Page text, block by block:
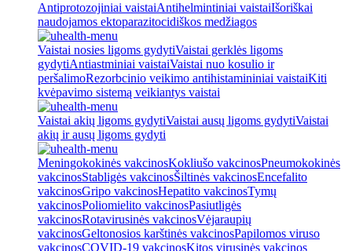
Antiprotozojiniai vaistaiAntihelmintiniai vaistaiIšoriškai
naudojamos ektoparazitocidiškos medžiagos
Vaistai nosies ligoms gydytiVaistai gerklės ligoms
gydytiAntiastminiai vaistaiVaistai nuo kosulio ir
peršalimoRezorbcinio veikimo antihistamininiai vaistaiKiti
kvėpavimo sistemą veikiantys vaistai
Vaistai akių ligoms gydytiVaistai ausų ligoms gydytiVaistai
akių ir ausų ligoms gydyti
Meningokokinės vakcinosKokliušo vakcinosPneumokokinės
vakcinosStabligės vakcinosŠiltinės vakcinosEncefalito
vakcinosGripo vakcinosHepatito vakcinosTymų
vakcinosPoliomielito vakcinosPasiutligės
vakcinosRotavirusinės vakcinosVėjaraupių
vakcinosGeltonosios karštinės vakcinosPapilomos viruso
vakcinosCOVID-19 vakcinosKitos virusinės vakcinos